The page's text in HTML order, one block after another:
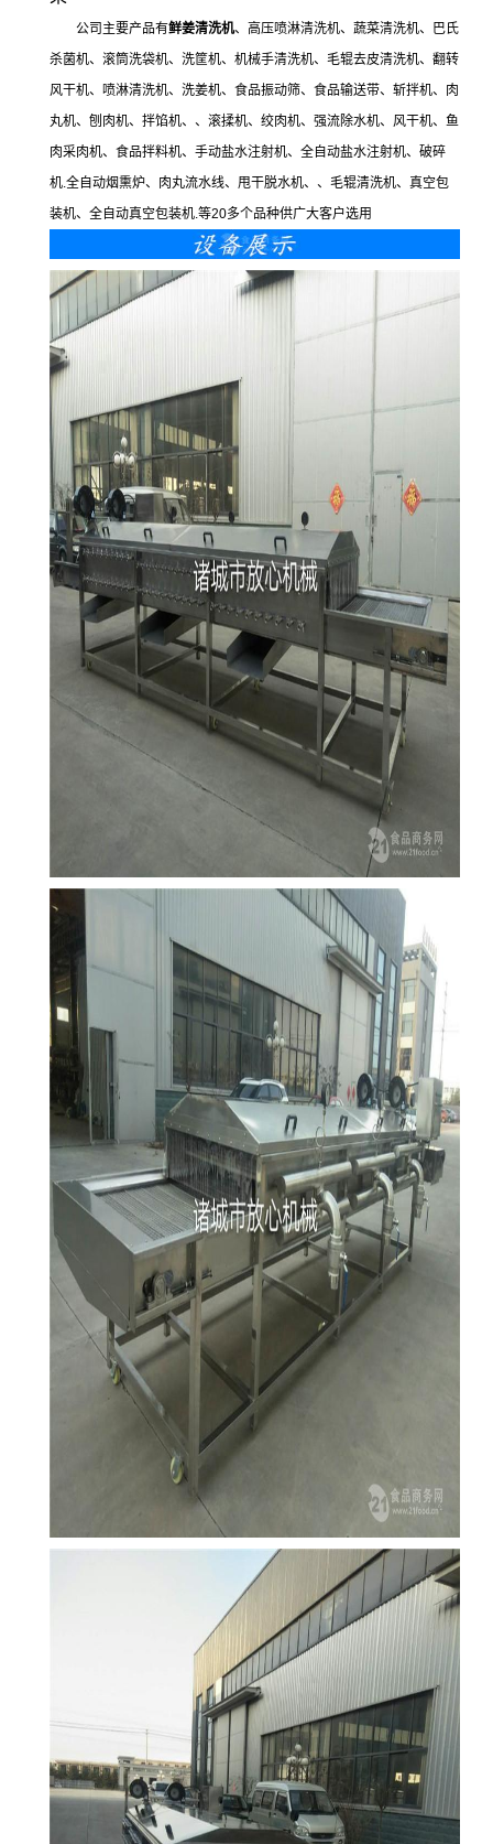
公司主要产品有鲜姜清洗机、高压喷淋清洗机、蔬菜清洗机、巴氏
杀菌机、滚筒洗袋机、洗筐机、机械手清洗机、毛辊去皮清洗机、翻转
风干机、喷淋清洗机、洗姜机、食品振动筛、食品输送带、斩拌机、肉
丸机、刨肉机、拌馅机、、滚揉机、绞肉机、强流除水机、风干机、鱼
肉采肉机、食品拌料机、手动盐水注射机、全自动盐水注射机、破碎
机.全自动烟熏炉、肉丸流水线、甩干脱水机、、毛辊清洗机、真空包
装机、全自动真空包装机.等20多个品种供广大客户选用